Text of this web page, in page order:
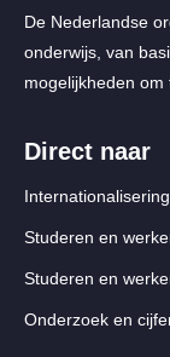
De Nederlandse
onderwijs, van
mogelijkheden om
Direct naar
Studeren en
Studeren en
Onderzoek en